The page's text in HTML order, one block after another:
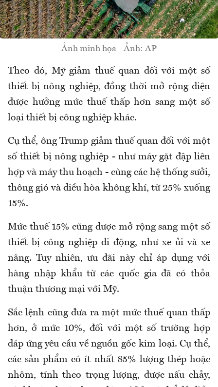
Ảnh minh họa - Ảnh: AP
Theo đó, Mỹ giảm thuế quan đối với một số
thiết bị nông nghiệp, đồng thời mở rộng diện
được hưởng mức thuế thấp hơn sang một số
loại thiết bị công nghiệp khác.
Cụ thể, ông Trump giảm thuế quan đối với một
số thiết bị nông nghiệp - như máy gặt đập liên
hợp và máy thu hoạch - cùng các hệ thống sưởi,
thông gió và điều hòa không khí, từ 25% xuống
15%.
Mức thuế 15% cũng được mở rộng sang một số
thiết bị công nghiệp di động, như xe ủi và xe
nâng. Tuy nhiên, ưu đãi này chỉ áp dụng với
hàng nhập khẩu từ các quốc gia đã có thỏa
thuận thương mại với Mỹ.
Sắc lệnh cũng đưa ra một mức thuế quan thấp
hơn, ở mức 10%, đối với một số trường hợp
đáp ứng yêu cầu về nguồn gốc kim loại. Cụ thể,
các sản phẩm có ít nhất 85% lượng thép hoặc
nhôm, tính theo trọng lượng, được nấu chảy,